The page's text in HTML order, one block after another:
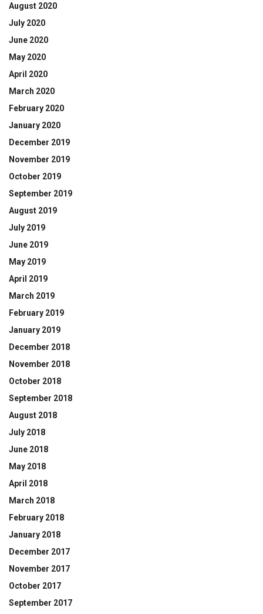
August 2020
July 2020
June 2020
May 2020
April 2020
March 2020
February 2020
January 2020
December 2019
November 2019
October 2019
September 2019
August 2019
July 2019
June 2019
May 2019
April 2019
March 2019
February 2019
January 2019
December 2018
November 2018
October 2018
September 2018
August 2018
July 2018
June 2018
May 2018
April 2018
March 2018
February 2018
January 2018
December 2017
November 2017
October 2017
September 2017